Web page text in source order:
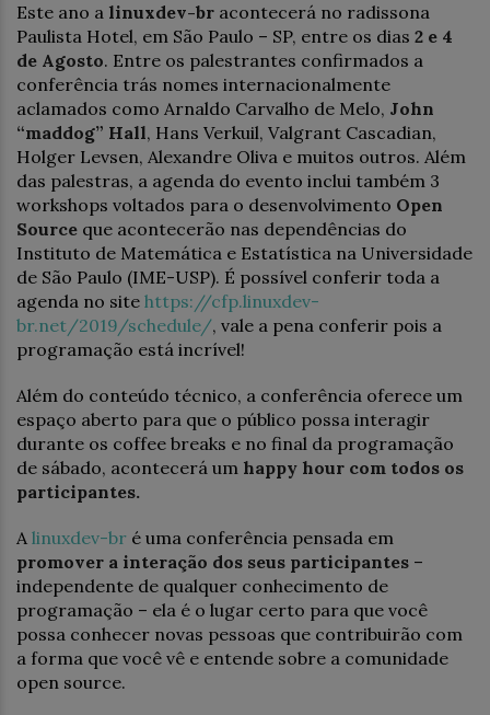
Este ano a linuxdev-br acontecerá no radissona
Paulista Hotel, em São Paulo – SP, entre os dias 2 e 4
de Agosto. Entre os palestrantes confirmados a
conferência trás nomes internacionalmente
aclamados como Arnaldo Carvalho de Melo, John
“maddog” Hall, Hans Verkuil, Valgrant Cascadian,
Holger Levsen, Alexandre Oliva e muitos outros. Além
das palestras, a agenda do evento inclui também 3
workshops voltados para o desenvolvimento Open
Source que acontecerão nas dependências do
Instituto de Matemática e Estatística na Universidade
de São Paulo (IME-USP). É possível conferir toda a
agenda no site https://cfp.linuxdev-
br.net/2019/schedule/, vale a pena conferir pois a
programação está incrível!
Além do conteúdo técnico, a conferência oferece um
espaço aberto para que o público possa interagir
durante os coffee breaks e no final da programação
de sábado, acontecerá um happy hour com todos os
participantes.
A linuxdev-br é uma conferência pensada em
promover a interação dos seus participantes –
independente de qualquer conhecimento de
programação – ela é o lugar certo para que você
possa conhecer novas pessoas que contribuirão com
a forma que você vê e entende sobre a comunidade
open source.